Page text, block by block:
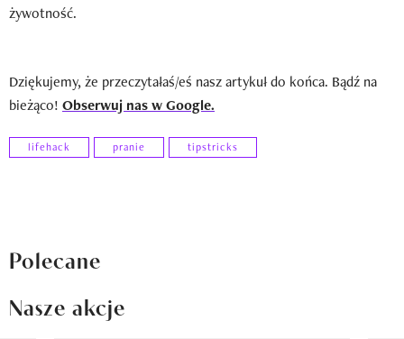
żywotność.
Dziękujemy, że przeczytałaś/eś nasz artykuł do końca. Bądź na
bieżąco! Obserwuj nas w Google.
lifehack pranie tipstricks
Polecane
Nasze akcje